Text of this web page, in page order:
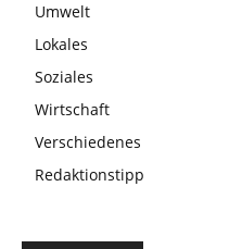
Umwelt
Lokales
Soziales
Wirtschaft
Verschiedenes
Redaktionstipp